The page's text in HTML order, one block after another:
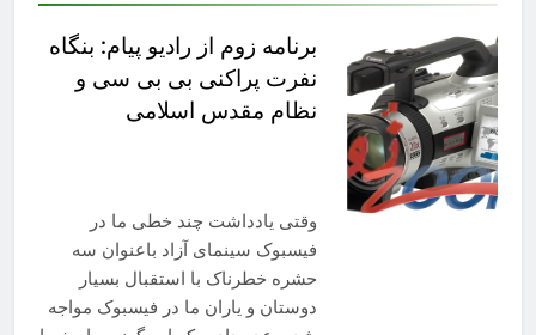
برنامه زوم از رادیو پیام: بنگاه
نفرت پراکنی بی بی سی و
نظام مقدس اسلامی
وقتی یادداشت چند خطی ما در
فیسبوک سینمای آزاد باعنوان سه
حشره خطرناک با استقبال بسیار
دوستان و یاران ما در فیسبوک مواجه